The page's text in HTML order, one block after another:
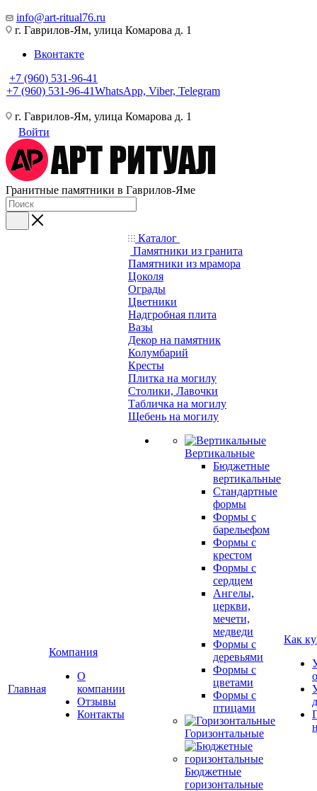
info@art-ritual76.ru
г. Гаврилов-Ям, улица Комарова д. 1
Вконтакте
+7 (960) 531-96-41
+7 (960) 531-96-41WhatsApp, Viber, Telegram
г. Гаврилов-Ям, улица Комарова д. 1
Войти
Гранитные памятники в Гаврилов-Яме
Главная
Компания
О
компании
Отзывы
Контакты
Каталог
Памятники из гранита
Памятники из мрамора
Цоколя
Ограды
Цветники
Надгробная плита
Вазы
Декор на памятник
Колумбарий
Кресты
Плитка на могилу
Столики, Лавочки
Табличка на могилу
Щебень на могилу
Вертикальные
Бюджетные
вертикальные
Стандартные
формы
Формы с
барельефом
Формы с
крестом
Формы с
сердцем
Ангелы,
церкви,
мечети,
медведи
Формы с
деревьями
Формы с
цветами
Формы с
птицами
Горизонтальные
Бюджетные
горизонтальные
Как